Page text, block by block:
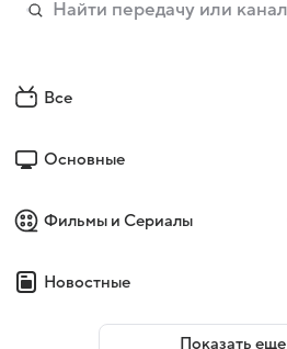
Все
Основные
Фильмы и Сериалы
Новостные
Показать еще